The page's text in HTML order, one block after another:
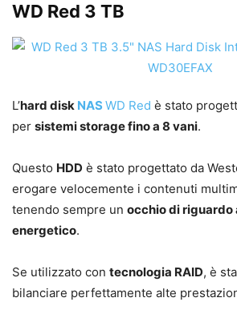
WD Red 3 TB
L’hard disk NAS WD Red è stato
per sistemi storage fino a 8 vani.
Questo HDD è stato progettato da
erogare velocemente i contenuti
tenendo sempre un occhio di riguardo
energetico.
Se utilizzato con tecnologia RAID, è
bilanciare perfettamente alte